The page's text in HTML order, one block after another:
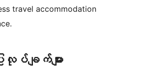
travel accommodation
လုပ်​ချက်​များ